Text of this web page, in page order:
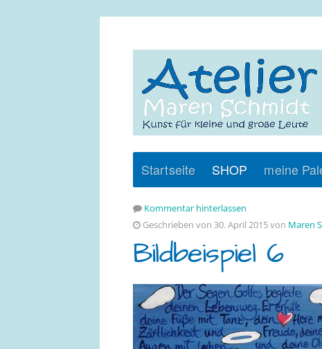
Startseite SHOP meine
Kommentar hinterlassen
Geschrieben von 30. April 2015 von Maren
Bildbeispiel 6